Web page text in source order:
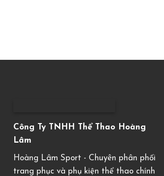
Công Ty TNHH Thể Thao Hoàng
Lâm
Hoàng Lâm Sport - Chuyên phân phối
trang phục và phụ kiện thể thao chính